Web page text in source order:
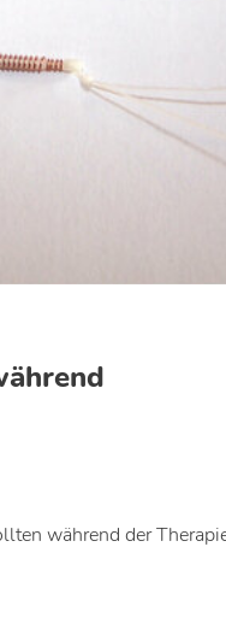
während der